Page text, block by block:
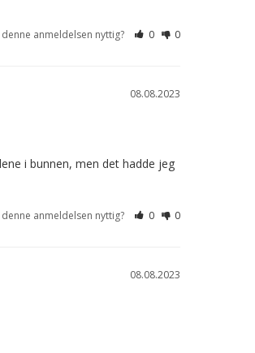
denne anmeldelsen nyttig? 0 0
08.08.2023
i bunnen, men det hadde jeg
denne anmeldelsen nyttig? 0 0
08.08.2023